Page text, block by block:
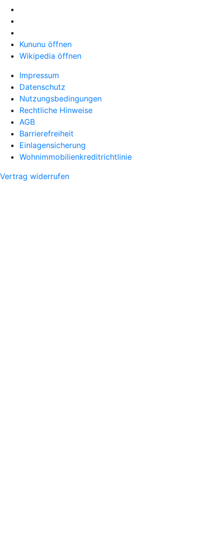
Kununu öffnen
Wikipedia öffnen
Impressum
Datenschutz
Nutzungsbedingungen
Rechtliche Hinweise
AGB
Barrierefreiheit
Einlagensicherung
Wohnimmobilienkreditrichtlinie
Vertrag widerrufen